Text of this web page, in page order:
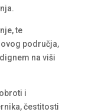
te
područja,
na viši
i
čestitosti